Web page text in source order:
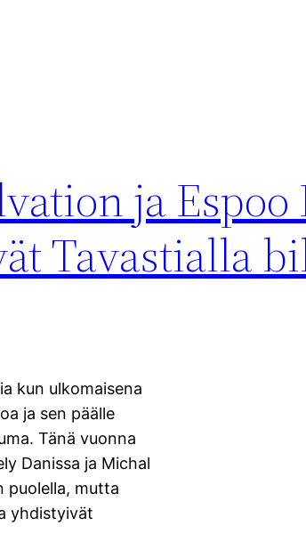
ja Espoo
Tavastialla
kun ulkomaisena
ja sen päälle
Tänä vuonna
Danissa ja Michal
puolella, mutta
yhdistyivät